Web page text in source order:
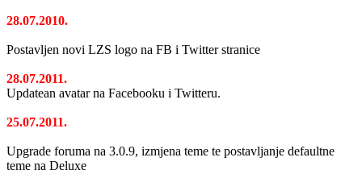
28.07.2010.
Postavljen novi LZS logo na FB i Twitter stranice
28.07.2011.
Updatean avatar na Facebooku i Twitteru.
25.07.2011.
Upgrade foruma na 3.0.9, izmjena teme te postavljanje defaultne
teme na Deluxe